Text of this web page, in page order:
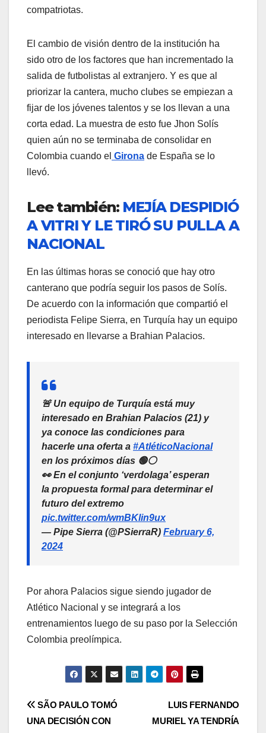
compatriotas.
El cambio de visión dentro de la institución ha
sido otro de los factores que han incrementado la
salida de futbolistas al extranjero. Y es que al
priorizar la cantera, mucho clubes se empiezan a
fijar de los jóvenes talentos y se los llevan a una
corta edad. La muestra de esto fue Jhon Solís
quien aún no se terminaba de consolidar en
Colombia cuando el Girona de España se lo
llevó.
Lee también: MEJÍA DESPIDIÓ
A VITRI Y LE TIRÓ SU PULLA A
NACIONAL
En las últimas horas se conoció que hay otro
canterano que podría seguir los pasos de Solís.
De acuerdo con la información que compartió el
periodista Felipe Sierra, en Turquía hay un equipo
interesado en llevarse a Brahian Palacios.
🚨 Un equipo de Turquía está muy
interesado en Brahian Palacios (21) y
ya conoce las condiciones para
hacerle una oferta a #AtléticoNacional
en los próximos días 🟢⚪️
👀 En el conjunto ‘verdolaga’ esperan
la propuesta formal para determinar el
futuro del extremo
pic.twitter.com/wmBKlin9ux
— Pipe Sierra (@PSierraR) February 6,
2024
Por ahora Palacios sigue siendo jugador de
Atlético Nacional y se integrará a los
entrenamientos luego de su paso por la Selección
Colombia preolímpica.
LUIS FERNANDO
MURIEL YA TENDRÍA
SÃO PAULO TOMÓ
UNA DECISIÓN CON